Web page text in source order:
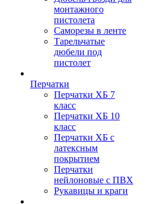
монтажного
пистолета
Саморезы в ленте
Тарельчатые
дюбели под
пистолет
Перчатки
Перчатки ХБ 7
класс
Перчатки ХБ 10
класс
Перчатки ХБ с
латексным
покрытием
Перчатки
нейлоновые с ПВХ
Рукавицы и краги